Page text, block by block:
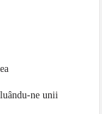
ne unii